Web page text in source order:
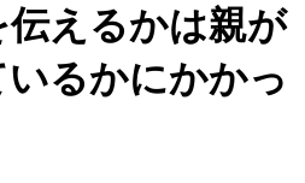
えるかは親が
るかにかかっ